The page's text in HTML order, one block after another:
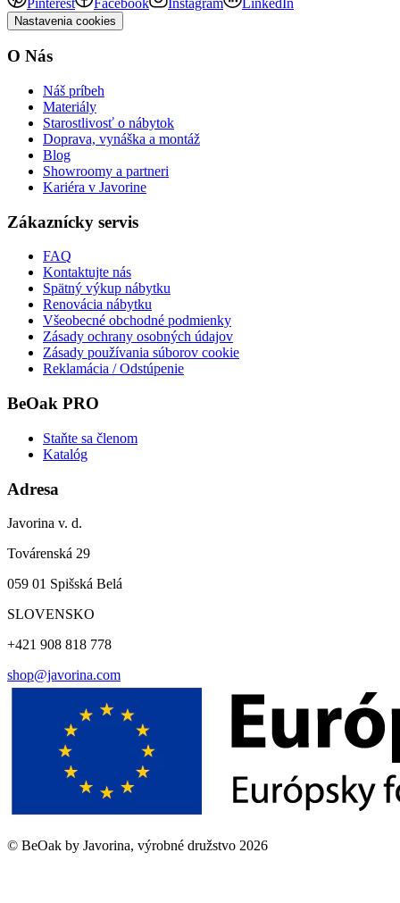
Nastavenia cookies
O Nás
Náš príbeh
Materiály
Starostlivosť o nábytok
Doprava, vynáška a montáž
Blog
Showroomy a partneri
Kariéra v Javorine
Zákaznícky servis
FAQ
Kontaktujte nás
Spätný výkup nábytku
Renovácia nábytku
Všeobecné obchodné podmienky
Zásady ochrany osobných údajov
Zásady používania súborov cookie
Reklamácia / Odstúpenie
BeOak PRO
Staňte sa členom
Katalóg
Adresa
Javorina v. d.
Továrenská 29
059 01 Spišská Belá
SLOVENSKO
+421 908 818 778
shop@javorina.com
© BeOak by Javorina, výrobné družstvo 2026